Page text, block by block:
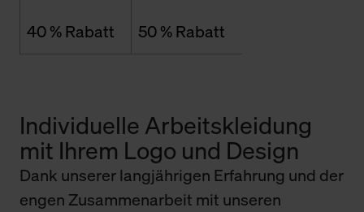
40 % Rabatt
50 % Rabatt
Individuelle Arbeitskleidung
mit Ihrem Logo und Design
Dank unserer langjährigen Erfahrung und der
engen Zusammenarbeit mit unseren